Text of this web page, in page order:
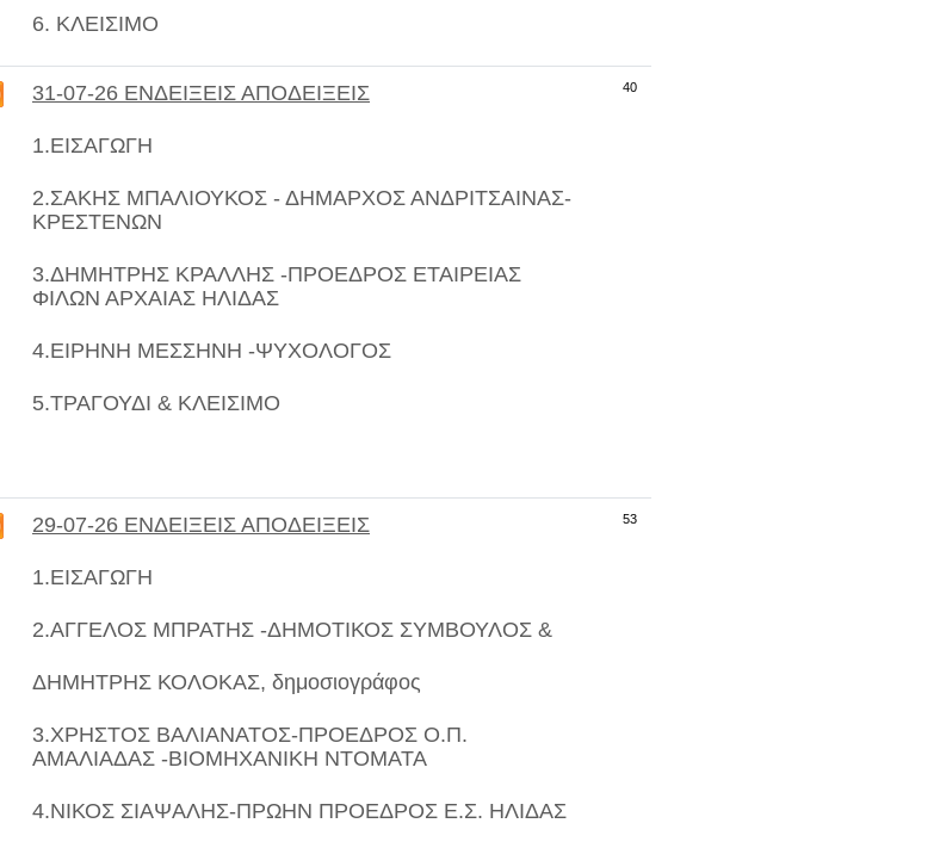
6. ΚΛΕΙΣΙΜΟ
31-07-26 ΕΝΔΕΙΞΕΙΣ ΑΠΟΔΕΙΞΕΙΣ
1.ΕΙΣΑΓΩΓΗ
2.ΣΑΚΗΣ ΜΠΑΛΙΟΥΚΟΣ - ΔΗΜΑΡΧΟΣ ΑΝΔΡΙΤΣΑΙΝΑΣ-
ΚΡΕΣΤΕΝΩΝ
3.ΔΗΜΗΤΡΗΣ ΚΡΑΛΛΗΣ -ΠΡΟΕΔΡΟΣ ΕΤΑΙΡΕΙΑΣ
ΦΙΛΩΝ ΑΡΧΑΙΑΣ ΗΛΙΔΑΣ
4.ΕΙΡΗΝΗ ΜΕΣΣΗΝΗ -ΨΥΧΟΛΟΓΟΣ
5.ΤΡΑΓΟΥΔΙ & ΚΛΕΙΣΙΜΟ
40
29-07-26 ΕΝΔΕΙΞΕΙΣ ΑΠΟΔΕΙΞΕΙΣ
1.ΕΙΣΑΓΩΓΗ
2.ΑΓΓΕΛΟΣ ΜΠΡΑΤΗΣ -ΔΗΜΟΤΙΚΟΣ ΣΥΜΒΟΥΛΟΣ &
ΔΗΜΗΤΡΗΣ ΚΟΛΟΚΑΣ, δημοσιογράφος
3.ΧΡΗΣΤΟΣ ΒΑΛΙΑΝΑΤΟΣ-ΠΡΟΕΔΡΟΣ Ο.Π.
ΑΜΑΛΙΑΔΑΣ -ΒΙΟΜΗΧΑΝΙΚΗ ΝΤΟΜΑΤΑ
4.ΝΙΚΟΣ ΣΙΑΨΑΛΗΣ-ΠΡΩΗΝ ΠΡΟΕΔΡΟΣ Ε.Σ. ΗΛΙΔΑΣ
53